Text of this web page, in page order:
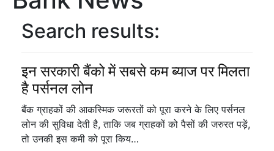
Search results:
इन सरकारी बैंको में सबसे कम ब्याज पर मिलता
है पर्सनल लोन
बैंक ग्राहकों की आकस्मिक जरूरतों को पूरा करने के लिए पर्सनल
लोन की सुविधा देती है, ताकि जब ग्राहकों को पैसों की जरुरत पड़ें,
तो उनकी इस कमी को पूरा किय…